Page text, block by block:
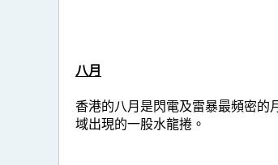
八月
香港的八月是閃電及雷暴最頻密的
域出現的一股水龍捲。